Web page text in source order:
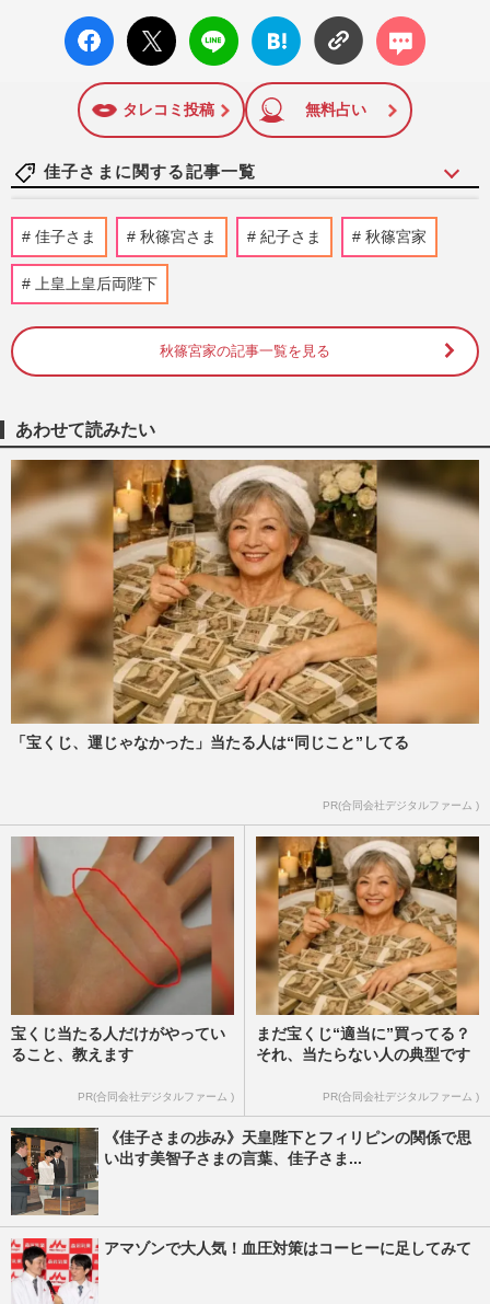
12日号で「眞子さま嫁ぎ先の“義母”が抱える400万円超の“借金
トラブル”」報道をスクープ。この一報から約2か月後、宮内庁
は結婚延期を発表。同記事は2018年の「編集者が選ぶ雑誌ジ
ャーナリズム賞」大賞を受賞した。毎週火曜日発売。
facebo
ok い
X ポス
ト
LINE
はてな
ブック
に追加
コメン
ト
タレコミ投稿 無料占い
佳子さまに関する記事一覧
《佳子さまの歩み》皇室典範改正案の成立
に天皇陛下、愛子さまらの考えは？疑問が
渦巻く中、秋篠宮さまに期…
週刊女性2026年8月11日号
佳子さま、御殿場の高校馬術大会に“大人
モノトーンスタイル”で登場…耳元を彩る
週刊女性PRIME
《佳子さまの歩み》愛子さまや佳子さまが
結婚後も残るのに「夫と子は一般人」…皇
室典範改正案に潜む“あま…
週刊女性2026年7月28日・8月4日号 2026/7/19
愛子さまと佳子さまのパールとおそろいヘ
アで「姉妹コーデ」と天皇家と秋篠宮家が
茶会で見せた「絆のリンク…
週刊女性PRIME
《佳子さまの歩み》「皇族として親しまれ
佳子さま 秋篠宮さま 紀子さま 秋篠宮家
上皇上皇后両陛下
秋篠宮家の記事一覧を見る
あわせて読みたい
「宝くじ、運じゃなかった」当たる人は“同じこと”してる
PR(合同会社デジタルファーム )
宝くじ当たる人だけがやってい
ること、教えます
PR(合同会社デジタルファーム )
まだ宝くじ“適当に”買ってる？
それ、当たらない人の典型です
PR(合同会社デジタルファーム )
《佳子さまの歩み》天皇陛下とフィリピンの関係で思
い出す美智子さまの言葉、佳子さま...
アマゾンで大人気！血圧対策はコーヒーに足してみて